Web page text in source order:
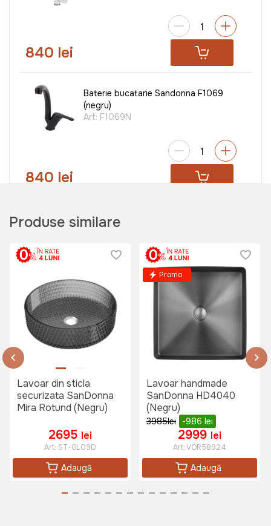
840 lei
Baterie bucatarie Sandonna F1069
(negru)
Art: F1069N
840 lei
Baterie bucatarie Sandonna CAMI
Negru
1150 lei
Produse similare
Lavoar din sticla
securizata SanDonna
Mira Rotund (Negru)
2695 lei
Art: ST-GL09D
Adaugă
Promo
Lavoar handmade
SanDonna HD4040
(Negru)
3985lei -986 lei
2999 lei
Art:VOR58924
Adaugă